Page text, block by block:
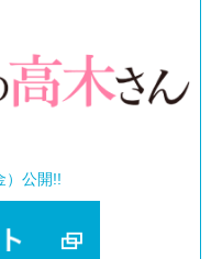
）公開!!